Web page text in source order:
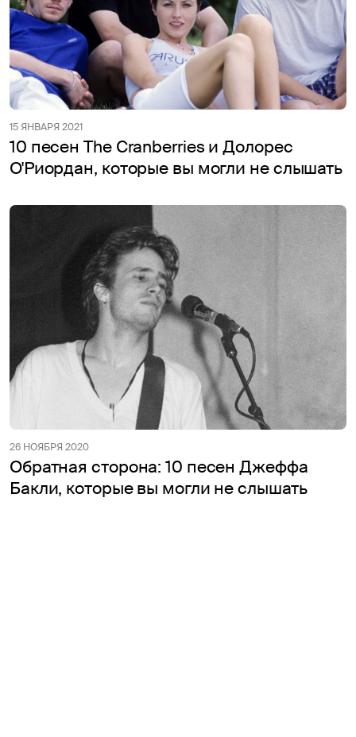
15 ЯНВАРЯ 2021
10 песен The Cranberries и Долорес
О'Риордан, которые вы могли не слышать
26 НОЯБРЯ 2020
Обратная сторона: 10 песен Джеффа
Бакли, которые вы могли не слышать